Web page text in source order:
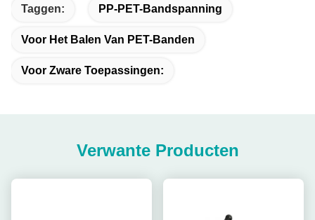
Taggen: PP-PET-Bandspanning
Voor Het Balen Van PET-Banden
Voor Zware Toepassingen:
Verwante Producten